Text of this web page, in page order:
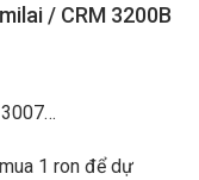
/ CRM 3200B
1 ron để dự